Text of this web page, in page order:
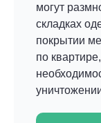
могут
складках
покрытии
по